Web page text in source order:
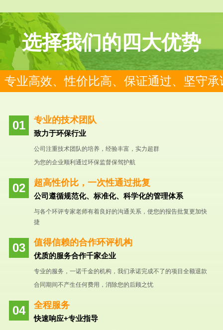
选择我们的四大优势
专业高效、性价比高、保证通过、坚守承
专业的技术团队
致力于环保行业
公司注重技术团队的培养，经验丰富，实力超群
为您的企业顺利通过环保监督保驾护航
超高性价比，一次性通过批复
公司遵循规范化、标准化、科学化的管理体系
与各个环评专家老师有着良好的沟通关系，使您的报告批复更加快
捷
值得信赖的合作环评机构
优质的服务合作千家企业
专业的服务，一诺千金的机构，我们承诺完成不了的项目全额退款
合同期间不产生任何费用，消除您的后顾之忧
全程服务
快速响应+专业指导